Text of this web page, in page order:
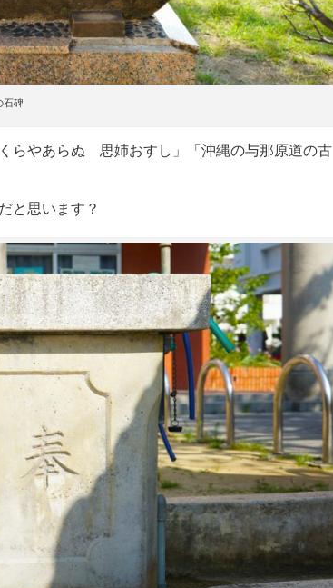
石碑
らやあらぬ 思姉おすし」「沖縄の与那原道の古
と思います？